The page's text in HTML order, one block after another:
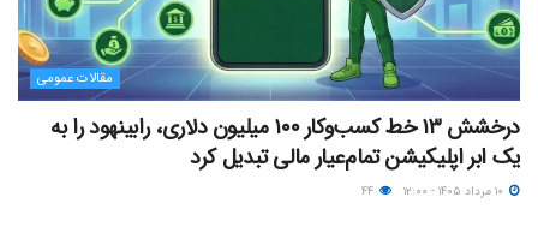
مقالات عمومی
درخشش ۱۳ خط کسب‌وکار ۱۰۰ میلیون دلاری، رابینهود را به
یک ابر اپلیکیشن تمام‌عیار مالی تبدیل کرد